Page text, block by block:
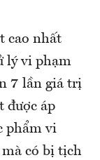
cao nhất
lý vi phạm
7 lần giá trị
được áp
phẩm vi
có bị tịch